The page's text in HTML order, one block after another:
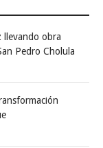
llevando obra
Pedro Cholula